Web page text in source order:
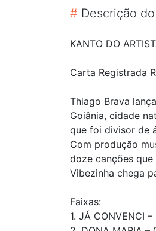
# Descrição
KANTO DO
Carta Registrada
Thiago Brava
Goiânia, cidade
que foi divisor de
Com produção
doze canções
Vibezinha chega
Faixas:
1. JÁ CONVENCI